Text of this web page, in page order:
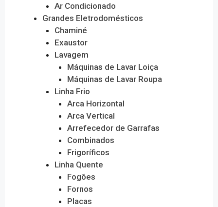
Ar Condicionado
Grandes Eletrodomésticos
Chaminé
Exaustor
Lavagem
Máquinas de Lavar Loiça
Máquinas de Lavar Roupa
Linha Frio
Arca Horizontal
Arca Vertical
Arrefecedor de Garrafas
Combinados
Frigoríficos
Linha Quente
Fogões
Fornos
Placas